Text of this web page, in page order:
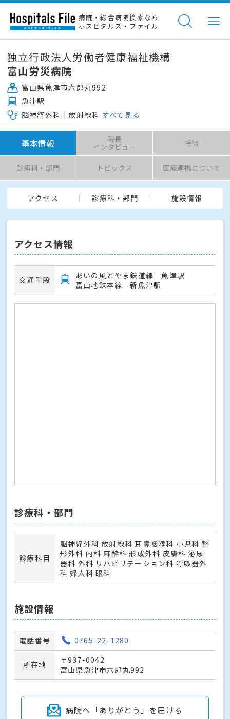
病院・総合病院検索なら
ホスピタルズ・ファイル
独立行政法人労働者健康福祉機構
富山労災病院
富山県魚津市六郎丸992
魚津駅
脳神経外科
放射線科 すべて見る
基本情報 院長
インタビュー 特徴
診療科・部門 トピックス 医療連携について
アクセス 診療科・部門 施設情報
アクセス情報
交通手段
あいの風とやま鉄道線 魚津駅
富山地鉄本線 新魚津駅
診療科・部門
診療科目
脳神経外科 放射線科 耳鼻咽喉科 小児科 整
形外科 内科 麻酔科 形成外科 皮膚科 泌尿
器科 外科 リハビリテーション科 呼吸器外
科 婦人科 眼科
施設情報
電話番号 0765-22-1280
所在地
〒937-0042
富山県魚津市六郎丸992
病院へ「ありがとう」を届ける